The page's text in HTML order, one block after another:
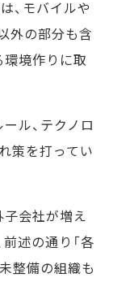
、モバイルや
外の部分も含
環境作りに取
ル、テクノロ
策を打ってい
会社が増え
述の通り「各
整備の組織も